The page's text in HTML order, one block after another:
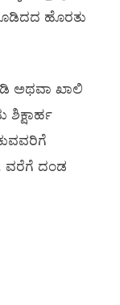
ಹೊರತು
ಅಥವಾ ಖಾಲಿ
ಶಿಕ್ಷಾರ್ಹ
ವರೆಗೆ ದಂಡ